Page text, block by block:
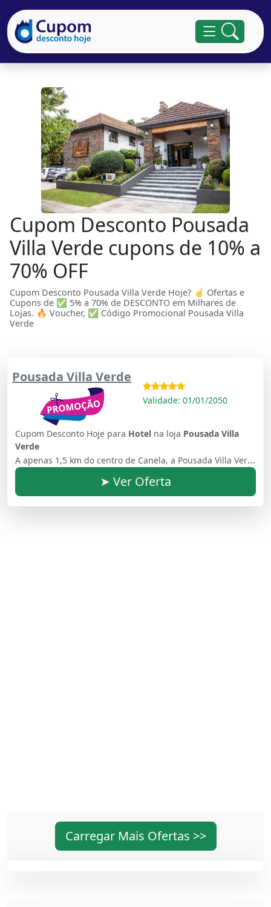
Cupom Desconto Pousada
Villa Verde cupons de 10% a
70% OFF
Cupom Desconto Pousada Villa Verde Hoje? ☝ Ofertas e
Cupons de ✅ 5% a 70% de DESCONTO em Milhares de
Lojas. 🔥 Voucher, ✅ Código Promocional Pousada Villa
Verde
Pousada Villa Verde
Validade: 01/01/2050
Cupom Desconto Hoje para Hotel na loja Pousada Villa
Verde
A apenas 1,5 km do centro de Canela, a Pousada Villa Verde oferece buffet de café da manhã e Wi-Fi gratuito. Rua Joao Baldasso, 302 - Vila Suzana, Canela, CEP 95680-000, Brasil
➤ Ver Oferta
Carregar Mais Ofertas >>